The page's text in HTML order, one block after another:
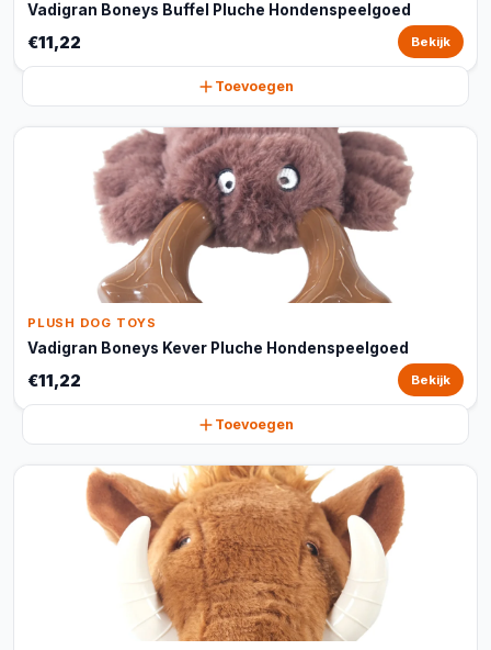
Vadigran Boneys Buffel Pluche Hondenspeelgoed
€11,22 Bekijk
Toevoegen
PLUSH DOG TOYS
Vadigran Boneys Kever Pluche Hondenspeelgoed
€11,22 Bekijk
Toevoegen